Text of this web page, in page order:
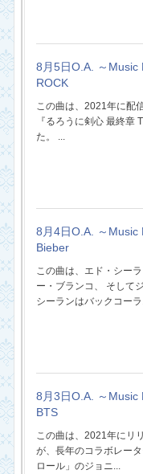
8月5日O.A. ～Music
ROCK
この曲は、2021年に配
『るろうに剣心 最終章
た。 ...
8月4日O.A. ～Music
Bieber
この曲は、エド・シー
ー・ブランコ、 そして
シーランはバックコーラ
8月3日O.A. ～Music
BTS
この曲は、2021年にリ
が、長年のコラボレー
ロール」のジョニ...